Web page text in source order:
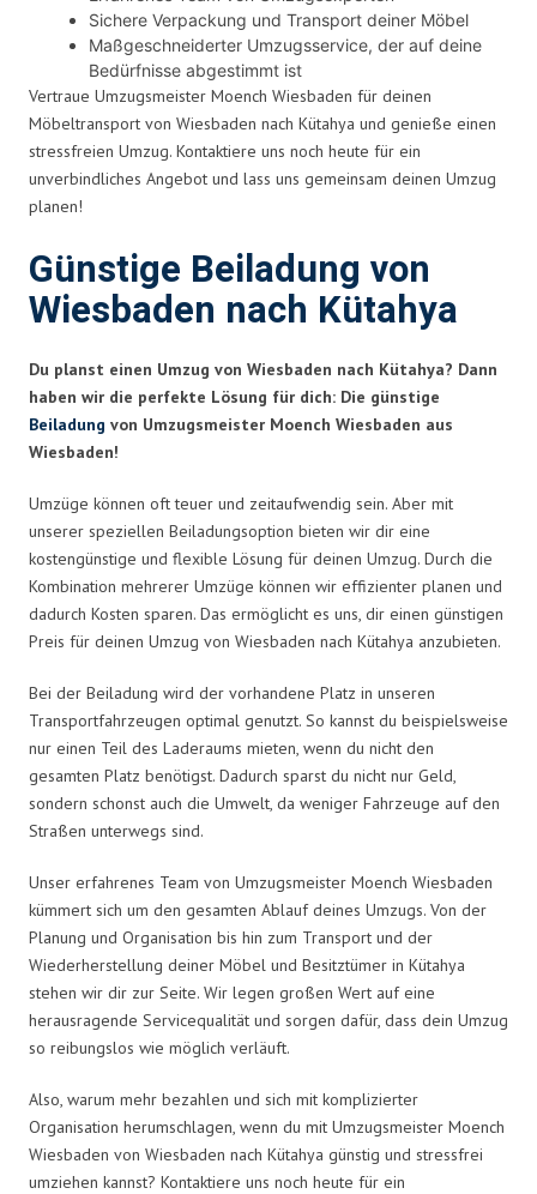
Sichere Verpackung und Transport deiner Möbel
Maßgeschneiderter Umzugsservice, der auf deine
Bedürfnisse abgestimmt ist
Vertraue Umzugsmeister Moench Wiesbaden für deinen
Möbeltransport von Wiesbaden nach Kütahya und genieße einen
stressfreien Umzug. Kontaktiere uns noch heute für ein
unverbindliches Angebot und lass uns gemeinsam deinen Umzug
planen!
Günstige Beiladung von
Wiesbaden nach Kütahya
Du planst einen Umzug von Wiesbaden nach Kütahya? Dann
haben wir die perfekte Lösung für dich: Die günstige
Beiladung von Umzugsmeister Moench Wiesbaden aus
Wiesbaden!
Umzüge können oft teuer und zeitaufwendig sein. Aber mit
unserer speziellen Beiladungsoption bieten wir dir eine
kostengünstige und flexible Lösung für deinen Umzug. Durch die
Kombination mehrerer Umzüge können wir effizienter planen und
dadurch Kosten sparen. Das ermöglicht es uns, dir einen günstigen
Preis für deinen Umzug von Wiesbaden nach Kütahya anzubieten.
Bei der Beiladung wird der vorhandene Platz in unseren
Transportfahrzeugen optimal genutzt. So kannst du beispielsweise
nur einen Teil des Laderaums mieten, wenn du nicht den
gesamten Platz benötigst. Dadurch sparst du nicht nur Geld,
sondern schonst auch die Umwelt, da weniger Fahrzeuge auf den
Straßen unterwegs sind.
Unser erfahrenes Team von Umzugsmeister Moench Wiesbaden
kümmert sich um den gesamten Ablauf deines Umzugs. Von der
Planung und Organisation bis hin zum Transport und der
Wiederherstellung deiner Möbel und Besitztümer in Kütahya
stehen wir dir zur Seite. Wir legen großen Wert auf eine
herausragende Servicequalität und sorgen dafür, dass dein Umzug
so reibungslos wie möglich verläuft.
Also, warum mehr bezahlen und sich mit komplizierter
Organisation herumschlagen, wenn du mit Umzugsmeister Moench
Wiesbaden von Wiesbaden nach Kütahya günstig und stressfrei
umziehen kannst? Kontaktiere uns noch heute für ein